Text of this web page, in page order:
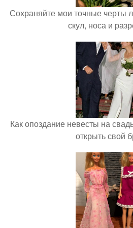
Сохраняйте мои точные черты
скул, носа и
Как опоздание невесты на
открыть свой